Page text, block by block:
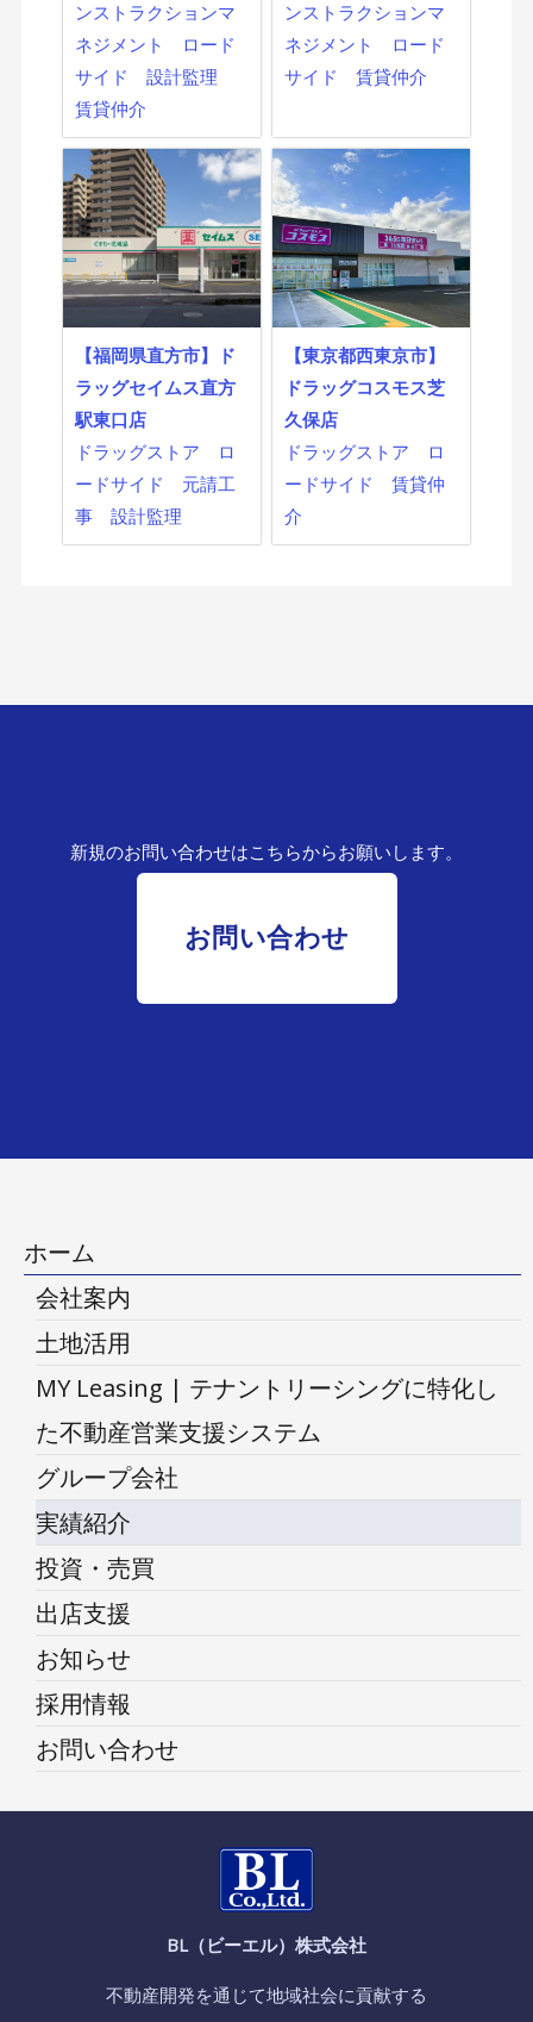
ンストラクションマ
ネジメント
ロード
サイド
設計監理
賃貸仲介
ンストラクションマ
ネジメント
ロード
サイド
賃貸仲介
【福岡県直方市】ド
ラッグセイムス直方
駅東口店
ドラッグストア
ロ
ードサイド
元請工
事
設計監理
【東京都西東京市】
ドラッグコスモス芝
久保店
ドラッグストア
ロ
ードサイド
賃貸仲
介
新規のお問い合わせはこちらからお願いします。
お問い合わせ
ホーム
会社案内
土地活用
MY Leasing | テナントリーシングに特化し
た不動産営業支援システム
グループ会社
実績紹介
投資・売買
出店支援
お知らせ
採用情報
お問い合わせ
BL（ビーエル）株式会社
不動産開発を通じて地域社会に貢献する